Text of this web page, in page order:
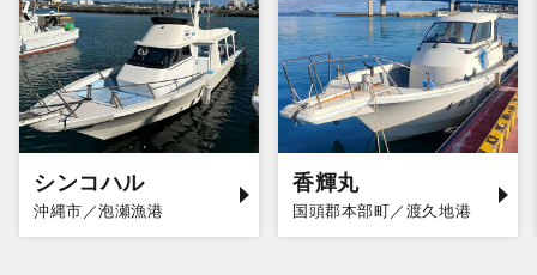
シンコハル
沖縄市／泡瀬漁港
香輝丸
国頭郡本部町／渡久地港